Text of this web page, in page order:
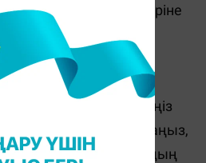
жоғары әрі бәріне
бұл өмірдің
өзі үшін. Егер өзіңіз
жұмысқа тұрсаңыз,
кінәні бастыққа артудың